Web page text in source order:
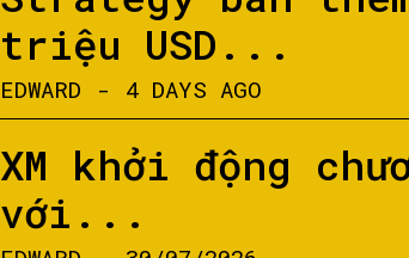
triệu USD...
EDWARD - 4 DAYS AGO
XM khởi động
với...